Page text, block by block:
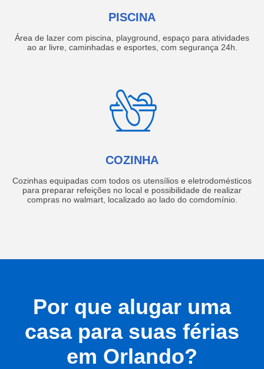
PISCINA
Área de lazer com piscina, playground, espaço para atividades
ao ar livre, caminhadas e esportes, com segurança 24h.
COZINHA
Cozinhas equipadas com todos os utensílios e eletrodomésticos
para preparar refeições no local e possibilidade de realizar
compras no walmart, localizado ao lado do comdomínio.
Por que alugar uma
casa para suas férias
em Orlando?